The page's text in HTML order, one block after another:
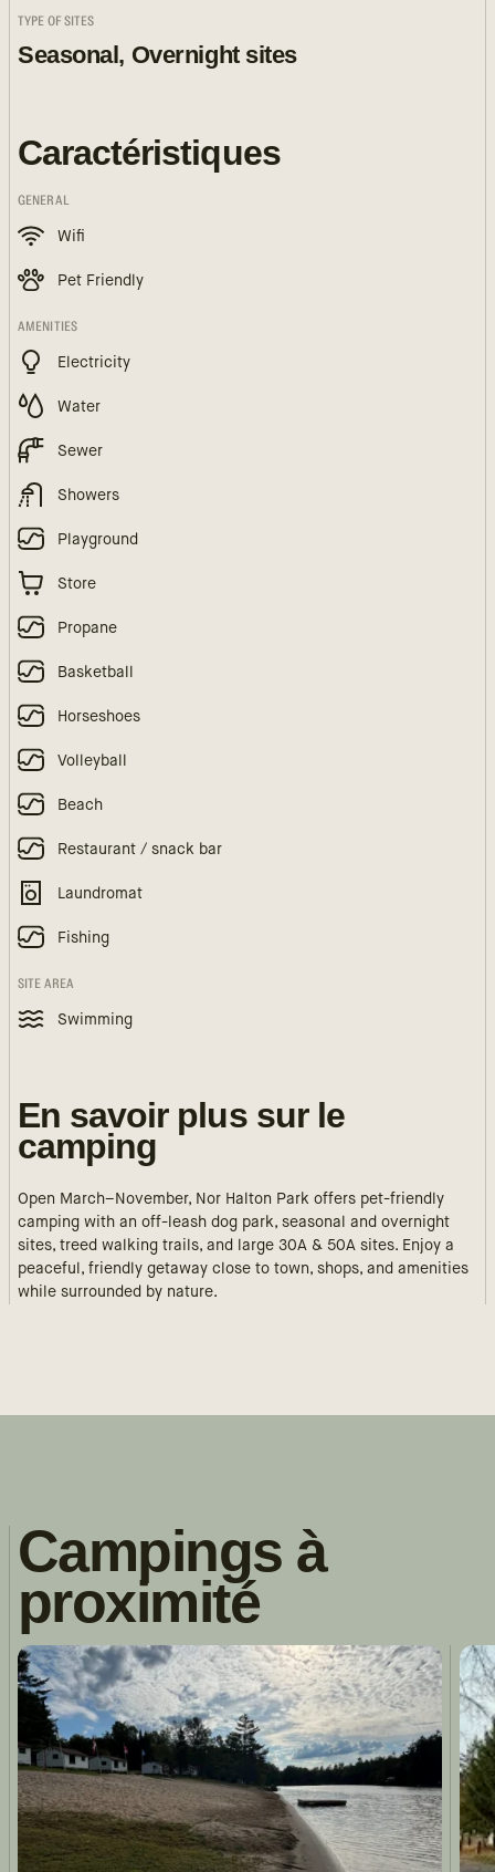
TYPE OF SITES
Seasonal, Overnight sites
Caractéristiques
GENERAL
Wifi
Pet Friendly
AMENITIES
Electricity
Water
Sewer
Showers
Playground
Store
Propane
Basketball
Horseshoes
Volleyball
Beach
Restaurant / snack bar
Laundromat
Fishing
SITE AREA
Swimming
En savoir plus sur le
camping
Open March–November, Nor Halton Park offers pet-friendly
camping with an off-leash dog park, seasonal and overnight
sites, treed walking trails, and large 30A & 50A sites. Enjoy a
peaceful, friendly getaway close to town, shops, and amenities
while surrounded by nature.
Campings à
proximité